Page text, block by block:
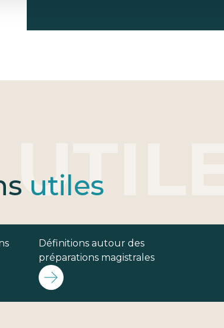
utiles
Définitions autour des
préparations magistrales